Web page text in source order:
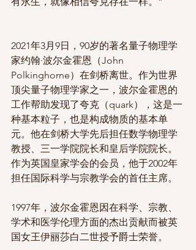
2021年3月9日，90岁的著名量子物理学
家约翰·波尔金霍恩（John
Polkinghorne）在剑桥离世。作为世界
顶尖量子物理学家之一，波尔金霍恩的
工作帮助发现了夸克（quark），这是一
种基本粒子，也是构成物质的基本单
元。他在剑桥大学先后担任数学物理学
教授、三一学院院长和皇后学院院长。
作为英国皇家学会的会员，他于2002年
担任国际科学与宗教学会的首任主席。
1997年，波尔金霍恩因在科学、宗教、
学术和医学伦理方面的杰出贡献而被英
国女王伊丽莎白二世授予爵士荣誉。